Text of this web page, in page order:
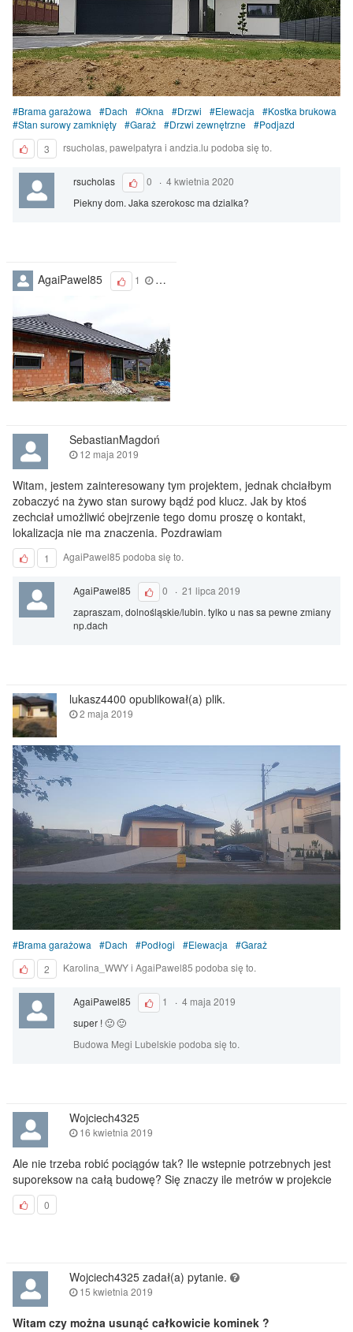
Brama garażowa Dach Okna Drzwi Elewacja
Kostka brukowa
Stan surowy zamknięty
Garaż Drzwi zewnętrzne
Podjazd
3
rsucholas, pawelpatyra i andzia.lu podoba się to.
rsucholas 0 ·4 kwietnia 2020
Piekny dom. Jaka szerokosc ma dzialka?
AgaiPawel85 1 31 lipca 2019
SebastianMagdoń
12 maja 2019
Witam, jestem zainteresowany tym projektem, jednak chciałbym
zobaczyć na żywo stan surowy bądź pod klucz. Jak by ktoś
zechciał umożliwić obejrzenie tego domu proszę o kontakt,
lokalizacja nie ma znaczenia. Pozdrawiam
1 AgaiPawel85 podoba się to.
AgaiPawel85 0 ·21 lipca 2019
zapraszam, dolnośląskie/lubin. tylko u nas sa pewne zmiany
np.dach
lukasz4400 opublikował(a) plik.
2 maja 2019
Brama garażowa Dach Podłogi Elewacja
Garaż
2
Karolina_WWY i AgaiPawel85 podoba się to.
AgaiPawel85 1 ·4 maja 2019
super ! 🙂 🙂
Budowa Megi Lubelskie podoba się to.
Wojciech4325
16 kwietnia 2019
Ale nie trzeba robić pociągów tak? Ile wstepnie potrzebnych jest
suporeksow na całą budowę? Się znaczy ile metrów w projekcie
0
Wojciech4325 zadał(a) pytanie.
15 kwietnia 2019
Witam czy można usunąć całkowicie kominek ?